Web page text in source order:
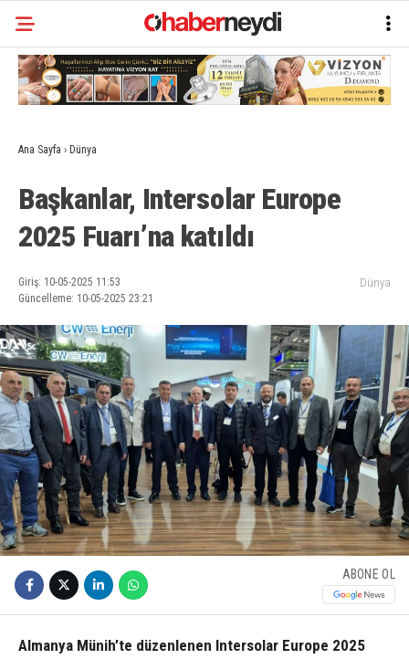
Ana Sayfa › Dünya
Başkanlar, Intersolar Europe
2025 Fuarı’na katıldı
Giriş: 10-05-2025 11:53
Güncelleme: 10-05-2025 23:21
Dünya
ABONE OL
Almanya Münih’te düzenlenen Intersolar Europe 2025